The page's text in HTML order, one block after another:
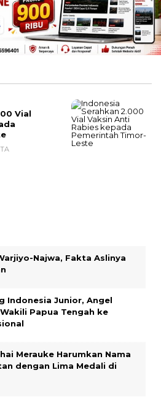
Vial
Najwa, Fakta Aslinya
Indonesia Junior, Angel
Papua Tengah ke
Merauke Harumkan Nama
dengan Lima Medali di